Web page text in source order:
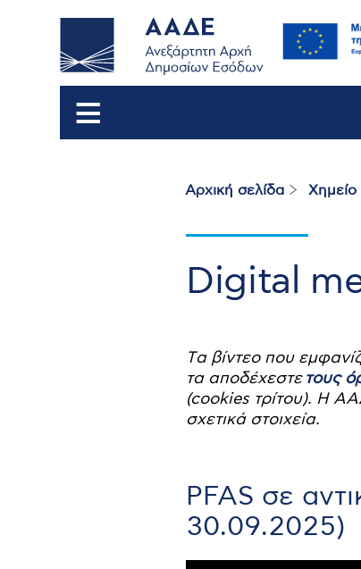
Breadcrumb
Αρχική σελίδα Χημείο
Digital
Tα βίντεο που
τα αποδέχεστε τους
(cookies τρίτου). Η
σχετικά στοιχεία.
PFAS σε
30.09.2025)